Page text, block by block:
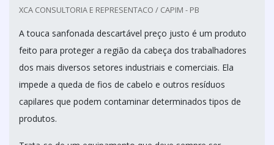
XCA CONSULTORIA E REPRESENTACO / CAPIM - PB
A touca sanfonada descartável preço justo é um produto
feito para proteger a região da cabeça dos trabalhadores
dos mais diversos setores industriais e comerciais. Ela
impede a queda de fios de cabelo e outros resíduos
capilares que podem contaminar determinados tipos de
produtos.